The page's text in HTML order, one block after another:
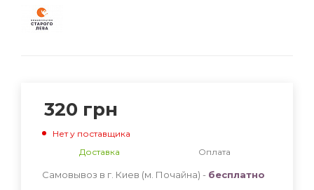
320 грн
Нет у поставщика
Доставка
Оплата
Самовывоз в г. Киев (м. Почайна) - бесплатно